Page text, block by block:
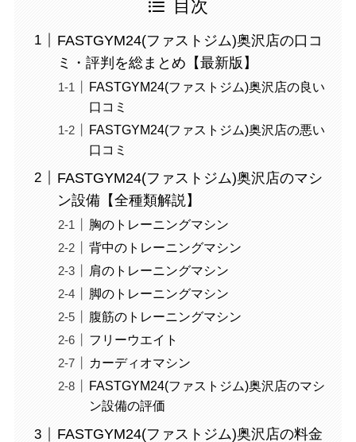
目次
FASTGYM24(ファストジム)奥沢店の口コ
ミ・評判を総まとめ【最新版】
FASTGYM24(ファストジム)奥沢店の良い
口コミ
FASTGYM24(ファストジム)奥沢店の悪い
口コミ
FASTGYM24(ファストジム)奥沢店のマシ
ン設備【全種類解説】
胸のトレーニングマシン
背中のトレーニングマシン
肩のトレーニングマシン
脚のトレーニングマシン
腹筋のトレーニングマシン
フリーウエイト
カーディオマシン
FASTGYM24(ファストジム)奥沢店のマシ
ン設備の評価
FASTGYM24(ファストジム)奥沢店の料金